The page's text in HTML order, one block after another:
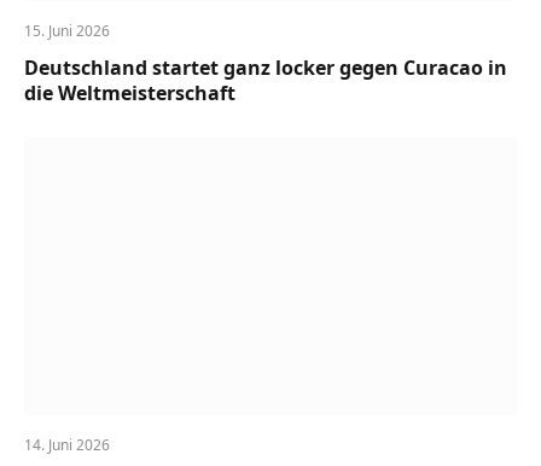
15. Juni 2026
Deutschland startet ganz locker gegen Curacao in
die Weltmeisterschaft
14. Juni 2026